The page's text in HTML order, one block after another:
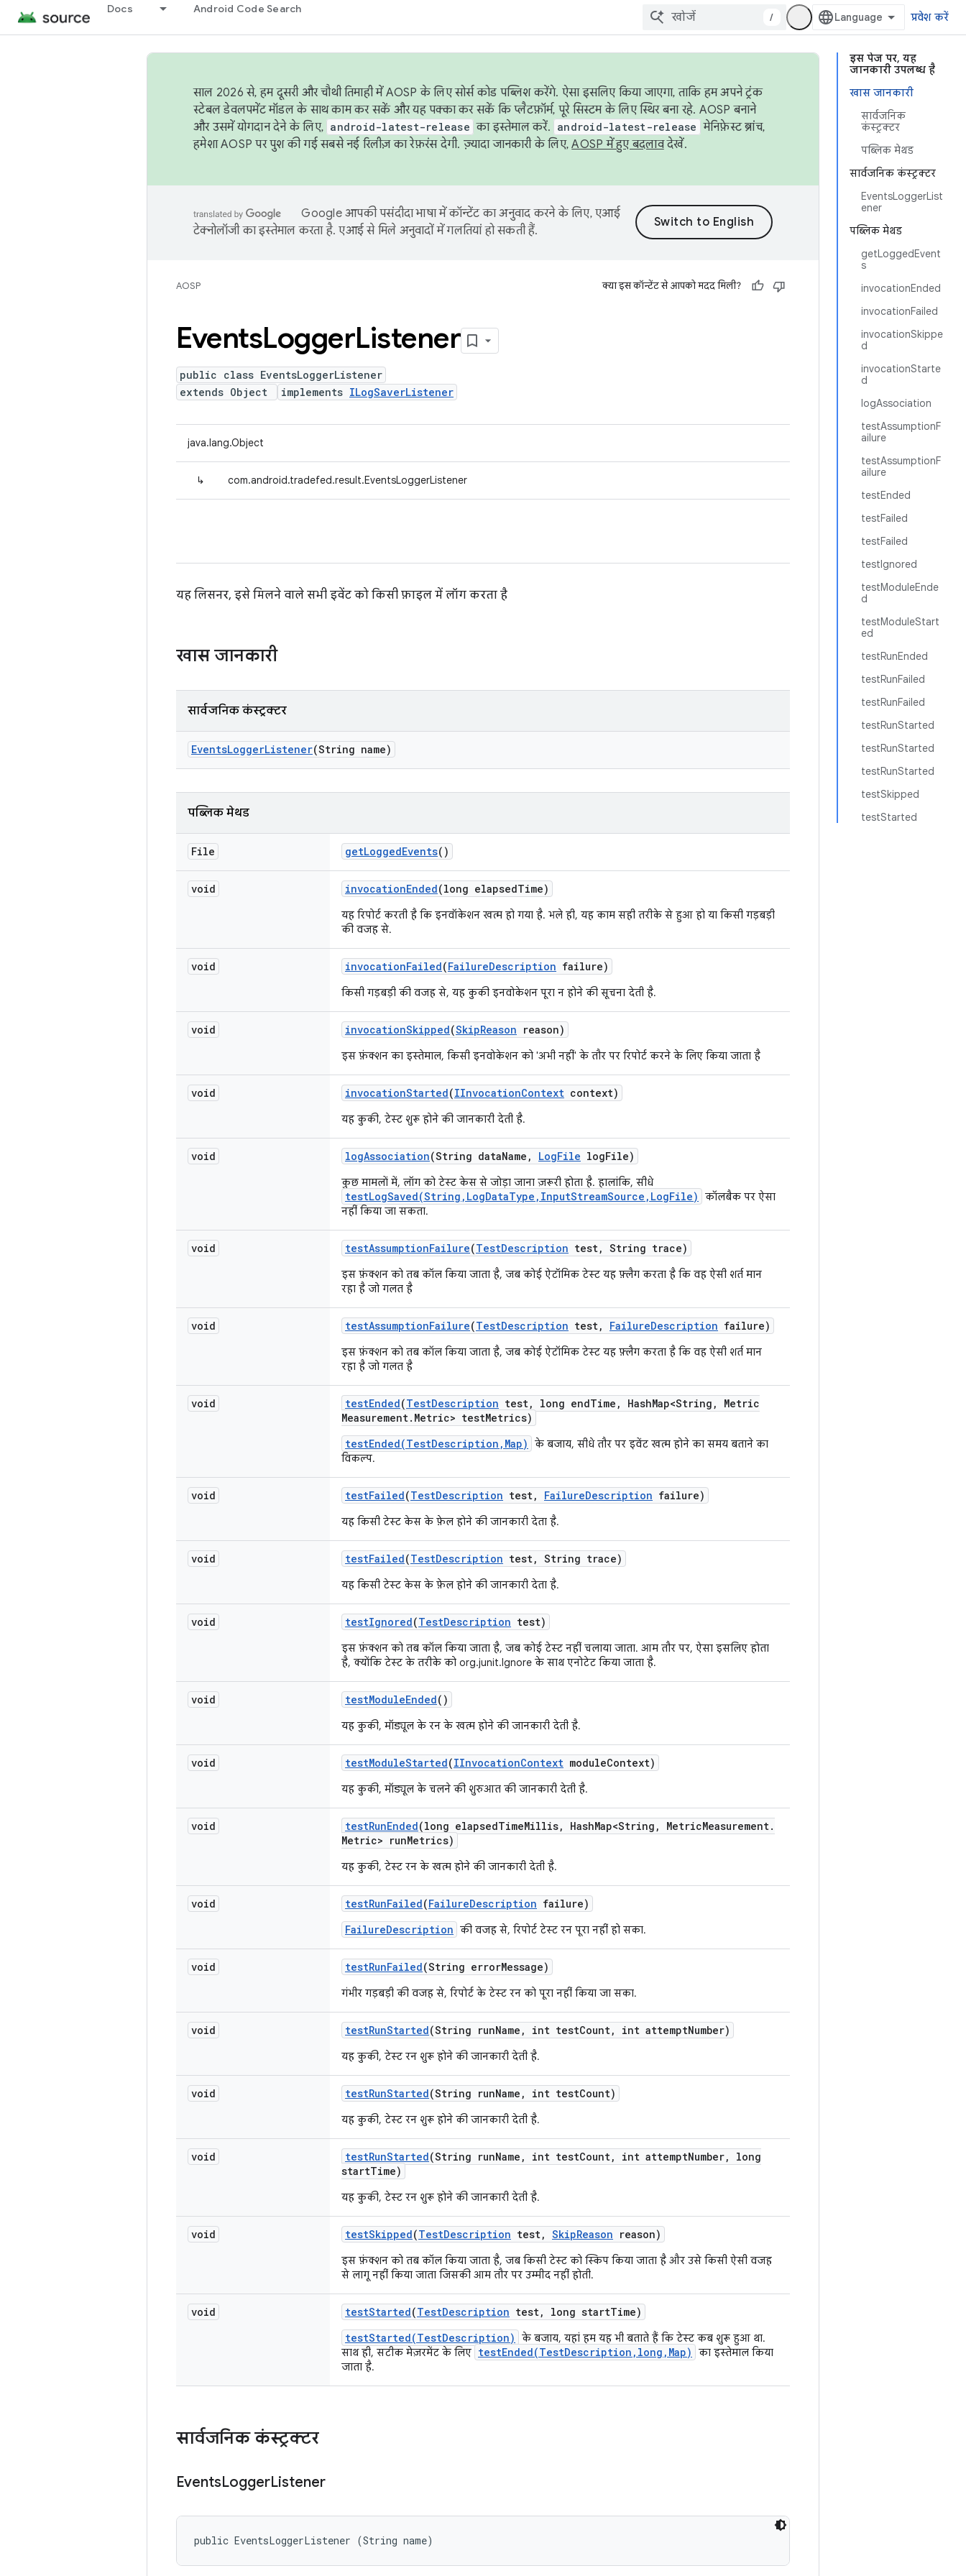
Docs Android Code Search
/ प्रवेश करें
इस पेज पर, यह
जानकारी उपलब्ध है
खास जानकारी
सार्वजनिक
कंस्ट्रक्टर
पब्लिक मेथड
सार्वजनिक कंस्ट्रक्टर
EventsLoggerList
ener
पब्लिक मेथड
getLoggedEvent
s
invocationEnded
invocationFailed
invocationSkippe
d
invocationStarte
d
logAssociation
testAssumptionF
ailure
testAssumptionF
ailure
testEnded
testFailed
testFailed
testIgnored
testModuleEnde
d
testModuleStart
ed
testRunEnded
testRunFailed
testRunFailed
testRunStarted
testRunStarted
testRunStarted
testSkipped
testStarted
साल 2026 से, हम दूसरी और चौथी तिमाही में AOSP के लिए सोर्स कोड पब्लिश करेंगे. ऐसा इसलिए किया जाएगा, ताकि हम अपने ट्रंक
स्टेबल डेवलपमेंट मॉडल के साथ काम कर सकें और यह पक्का कर सकें कि प्लैटफ़ॉर्म, पूरे सिस्टम के लिए स्थिर बना रहे. AOSP बनाने
और उसमें योगदान देने के लिए, android-latest-release का इस्तेमाल करें. android-latest-release मेनिफ़ेस्ट ब्रांच,
हमेशा AOSP पर पुश की गई सबसे नई रिलीज़ का रेफ़रंस देगी. ज़्यादा जानकारी के लिए,AOSP में हुए बदलावदेखें.
Google आपकी पसंदीदा भाषा में कॉन्टेंट का अनुवाद करने के लिए, एआई
टेक्नोलॉजी का इस्तेमाल करता है. एआई से मिले अनुवादों में गलतियां हो सकती हैं.
AOSP क्या इस कॉन्टेंट से आपको मदद मिली?
EventsLoggerListener
public class EventsLoggerListener
extends Object
implements ILogSaverListener
java.lang.Object
↳ com.android.tradefed.result.EventsLoggerListener
यह लिसनर, इसे मिलने वाले सभी इवेंट को किसी फ़ाइल में लॉग करता है
खास जानकारी
सार्वजनिक कंस्ट्रक्टर
EventsLoggerListener(String name)
पब्लिक मेथड
File getLoggedEvents()
void invocationEnded(long elapsedTime)
यह रिपोर्ट करती है कि इनवॉकेशन खत्म हो गया है. भले ही, यह काम सही तरीके से हुआ हो या किसी गड़बड़ी
की वजह से.
void invocationFailed(FailureDescription failure)
किसी गड़बड़ी की वजह से, यह कुकी इनवोकेशन पूरा न होने की सूचना देती है.
void invocationSkipped(SkipReason reason)
इस फ़ंक्शन का इस्तेमाल, किसी इनवोकेशन को 'अभी नहीं' के तौर पर रिपोर्ट करने के लिए किया जाता है
void invocationStarted(IInvocationContext context)
यह कुकी, टेस्ट शुरू होने की जानकारी देती है.
void logAssociation(String dataName , LogFile logFile)
कुछ मामलों में, लॉग को टेस्ट केस से जोड़ा जाना ज़रूरी होता है. हालांकि, सीधे
testLogSaved(String,LogDataType,InputStreamSource,LogFile)
कॉलबैक पर ऐसा
नहीं किया जा सकता.
void testAssumptionFailure(TestDescription test, String trace)
इस फ़ंक्शन को तब कॉल किया जाता है, जब कोई ऐटॉमिक टेस्ट यह फ़्लैग करता है कि वह ऐसी शर्त मान
रहा है जो गलत है
void testAssumptionFailure(TestDescription test, FailureDescription failure)
इस फ़ंक्शन को तब कॉल किया जाता है, जब कोई ऐटॉमिक टेस्ट यह फ़्लैग करता है कि वह ऐसी शर्त मान
रहा है जो गलत है
void testEnded(TestDescription test, long endTime , HashMap<String ,
Metric
Measurement. Metric> testMetrics)
testEnded(TestDescription,Map)
के बजाय, सीधे तौर पर इवेंट खत्म होने का समय बताने का
विकल्प.
void testFailed(TestDescription test, FailureDescription failure)
यह किसी टेस्ट केस के फ़ेल होने की जानकारी देता है.
void testFailed(TestDescription test, String trace)
यह किसी टेस्ट केस के फ़ेल होने की जानकारी देता है.
void testIgnored(TestDescription test)
इस फ़ंक्शन को तब कॉल किया जाता है, जब कोई टेस्ट नहीं चलाया जाता. आम तौर पर, ऐसा इसलिए होता
है, क्योंकि टेस्ट के तरीके को org.junit.Ignore के साथ एनोटेट किया जाता है.
void testModuleEnded()
यह कुकी, मॉड्यूल के रन के खत्म होने की जानकारी देती है.
void testModuleStarted(IInvocationContext moduleContext)
यह कुकी, मॉड्यूल के चलने की शुरुआत की जानकारी देती है.
void testRunEnded(long elapsedTimeMillis, HashMap<String , MetricMeasurement.
Metric> runMetrics)
यह कुकी, टेस्ट रन के खत्म होने की जानकारी देती है.
void testRunFailed(FailureDescription failure)
FailureDescription की वजह से, रिपोर्ट टेस्ट रन पूरा नहीं हो सका.
void testRunFailed(String errorMessage)
गंभीर गड़बड़ी की वजह से, रिपोर्ट के टेस्ट रन को पूरा नहीं किया जा सका.
void testRunStarted(String runName , int testCount, int attemptNumber)
यह कुकी, टेस्ट रन शुरू होने की जानकारी देती है.
void testRunStarted(String runName , int testCount)
यह कुकी, टेस्ट रन शुरू होने की जानकारी देती है.
void testRunStarted(String runName , int testCount, int attemptNumber,
long
startTime)
यह कुकी, टेस्ट रन शुरू होने की जानकारी देती है.
void testSkipped(TestDescription test, SkipReason reason)
इस फ़ंक्शन को तब कॉल किया जाता है, जब किसी टेस्ट को स्किप किया जाता है और उसे किसी ऐसी वजह
से लागू नहीं किया जाता जिसकी आम तौर पर उम्मीद नहीं होती.
void testStarted(TestDescription test, long startTime)
testStarted(TestDescription)
के बजाय, यहां हम यह भी बताते हैं कि टेस्ट कब शुरू हुआ था.
साथ ही, सटीक मेज़रमेंट के लिए testEnded(TestDescription,long,Map)
का इस्तेमाल किया
जाता है.
सार्वजनिक कंस्ट्रक्टर
EventsLoggerListener
public EventsLoggerListener (String name)